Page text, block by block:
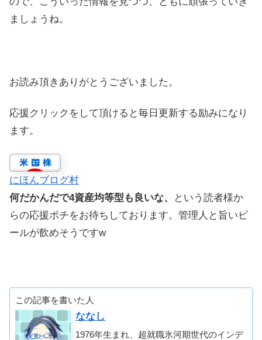
ましょうね。
お読み頂きありがとうございました。
応援クリックをして頂けると毎日更新する励みになり
ます。
にほんブログ村
何だかんだで4資産均等型も良いな、
という読者様か
らの応援ポチをお待ちしております。管理人と旨いビ
ールが飲めそうですw
この記事を書いた人
ななし
1976年生まれ、超就職氷河期世代のインデ